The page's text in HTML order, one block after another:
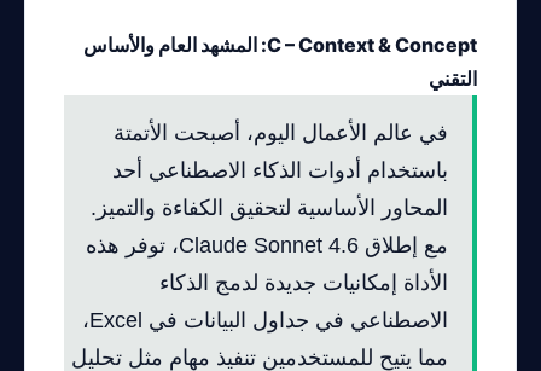
C – Context & Concept: المشهد العام والأساس
التقني
في عالم الأعمال اليوم، أصبحت الأتمتة
باستخدام أدوات الذكاء الاصطناعي أحد
المحاور الأساسية لتحقيق الكفاءة والتميز.
مع إطلاق Claude Sonnet 4.6، توفر هذه
الأداة إمكانيات جديدة لدمج الذكاء
الاصطناعي في جداول البيانات في Excel،
مما يتيح للمستخدمين تنفيذ مهام مثل تحليل